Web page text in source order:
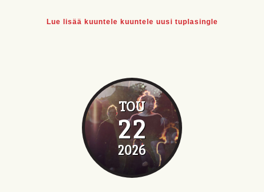
Lue lisää kuuntele kuuntele uusi tuplasingle
TOU
22
2026